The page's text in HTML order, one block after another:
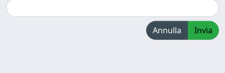
Annulla Invia